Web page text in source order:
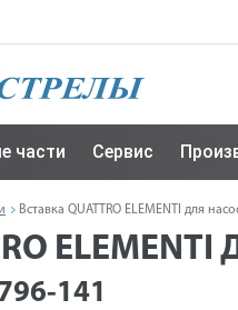
части Сервис
Вставка QUATTRO ELEMENTI для
141